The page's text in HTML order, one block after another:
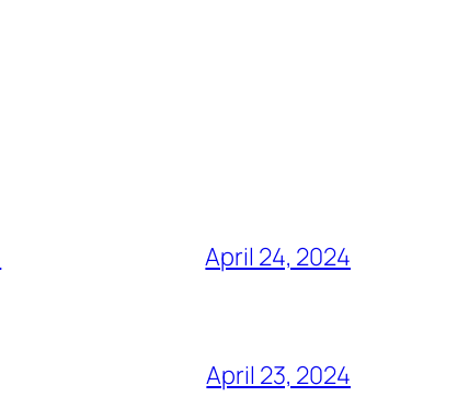
April 24, 2024
April 23, 2024